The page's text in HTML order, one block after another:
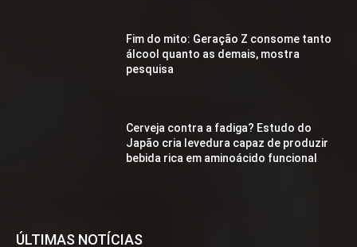
Fim do mito: Geração Z consome tanto
álcool quanto as demais, mostra
pesquisa
Cerveja contra a fadiga? Estudo do
Japão cria levedura capaz de produzir
bebida rica em aminoácido funcional
ÚLTIMAS NOTÍCIAS